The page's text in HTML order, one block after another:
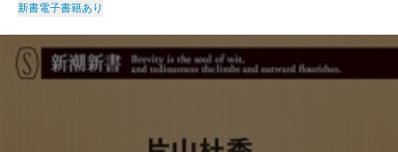
新書電子書籍あり